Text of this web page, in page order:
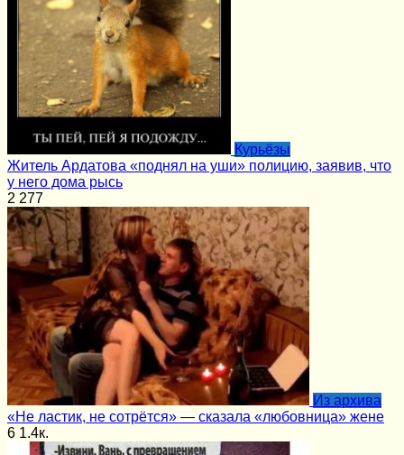
Курьёзы
Житель Ардатова «поднял на уши» полицию, заявив, что
у него дома рысь
2 277
Из архива
«Не ластик, не сотрётся» — сказала «любовница» жене
6 1.4к.